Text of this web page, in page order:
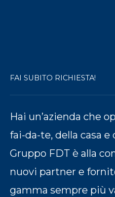
FAI SUBITO RICHIESTA!
Hai un’azienda che
fai-da-te, della casa e
Gruppo FDT è alla
nuovi partner e
gamma sempre più